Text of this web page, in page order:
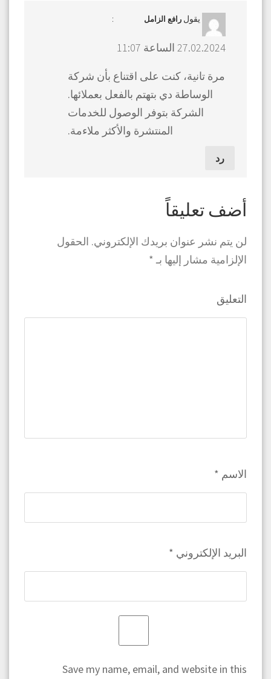
يقول رافع الزامل :
27.02.2024 الساعة 11:07
مرة تانية، كنت على اقتناع بأن شركة
الوساطة دي بتهتم بالفعل بعملائها.
الشركة بتوفر الوصول للخدمات
المنتشرة والأكثر ملاءمة.
رد
أضف تعليقاً
لن يتم نشر عنوان بريدك الإلكتروني. الحقول
الإلزامية مشار إليها بـ *
التعليق
الاسم *
البريد الإلكتروني *
Save my name, email, and website in this